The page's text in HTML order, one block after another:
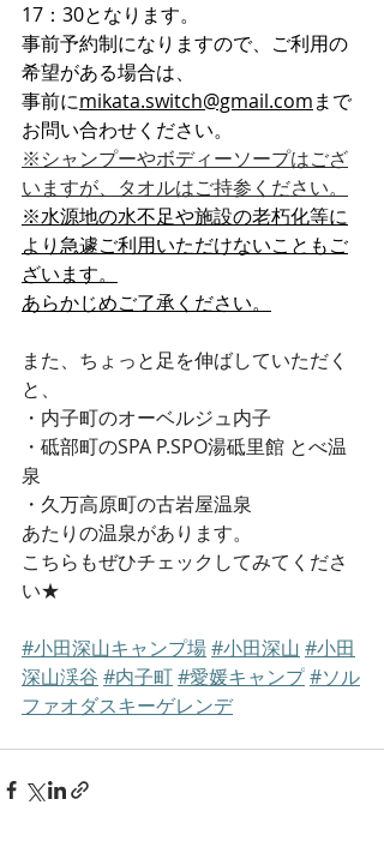
17：30となります。
事前予約制になりますので、ご利用の
希望がある場合は、
事前にmikata.switch@gmail.comまで
お問い合わせください。
※シャンプーやボディーソープはござ
いますが、タオルはご持参ください。
※水源地の水不足や施設の老朽化等に
より急遽ご利用いただけないこともご
ざいます。
​あらかじめご了承ください。
また、ちょっと足を伸ばしていただく
と、
・内子町のオーベルジュ内子
・砥部町のSPA P.SPO湯砥里館 とべ温
泉
・久万高原町の古岩屋温泉
あたりの温泉があります。
こちらもぜひチェックしてみてくださ
い★
#小田深山キャンプ場#小田深山 #小田
深山渓谷 #内子町#愛媛キャンプ#ソル
ファオダスキーゲレンデ